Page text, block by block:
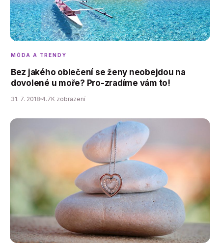
MÓDA A TRENDY
Bez jakého oblečení se ženy neobejdou na
dovolené u moře? Pro-zradíme vám to!
31. 7. 2018 4.7K zobrazení